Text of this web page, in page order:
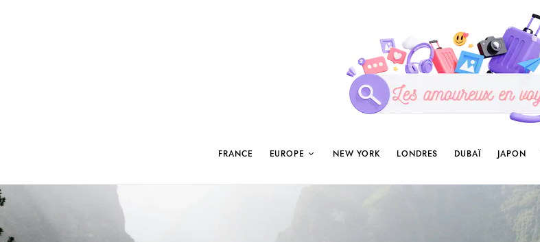
FRANCE EUROPE NEW YORK LONDRES DUBAÏ JAPON